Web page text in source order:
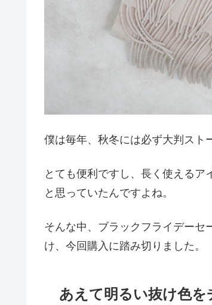
僕は毎年、秋冬には必ず大判スト
とても便利ですし、長く使えるア
と思っていたんですよね。
そんな中、ブラックフライデーセ
け、今回購入に踏み切りました。
あえて明るい抜け色を